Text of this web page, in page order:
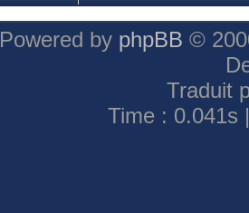
Powered by phpBB ©
Traduit
Time : 0.041s